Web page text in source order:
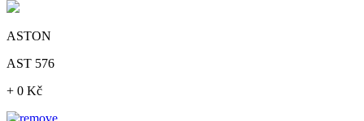
ASTON
AST 576
+ 0 Kč